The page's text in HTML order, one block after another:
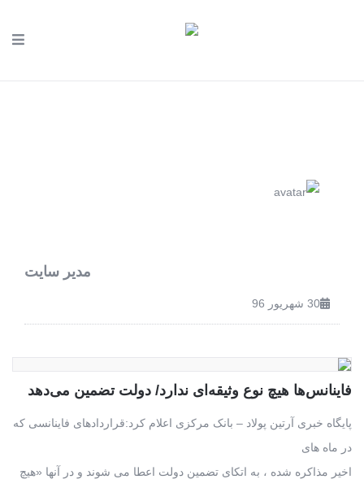
مدیر سایت
30 شهریور 96
فاینانس‌ها هیچ نوع وثیقه‌ای ندارد/ دولت تضمین می‌دهد
پایگاه خبری آرتین پولاد – بانک مرکزی اعلام کرد:قراردادهای فاینانسی که
در ماه های
اخیر مذاکره شده ، به اتکای تضمین دولت اعطا می شوند و در آنها «هیچ